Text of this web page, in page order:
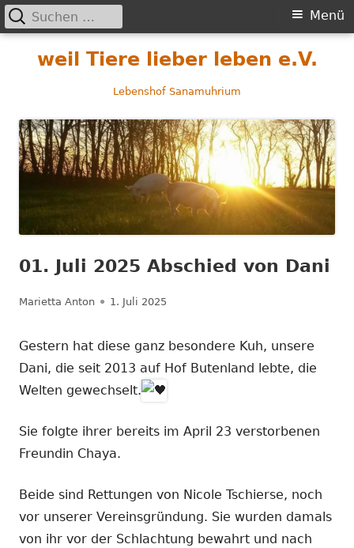
weil Tiere lieber leben e.V.
Lebenshof Sanamuhrium
Primäres
Menü
Menü
Suchen
nach:
01. Juli 2025 Abschied von Dani
Autor
Marietta Anton Veröffentlicht
1. Juli 2025
Gestern hat diese ganz besondere Kuh, unsere
Dani, die seit 2013 auf Hof Butenland lebte, die
Welten gewechselt.
Sie folgte ihrer bereits im April 23 verstorbenen
Freundin Chaya.
Beide sind Rettungen von Nicole Tschierse, noch
vor unserer Vereinsgründung. Sie wurden damals
von ihr vor der Schlachtung bewahrt und nach